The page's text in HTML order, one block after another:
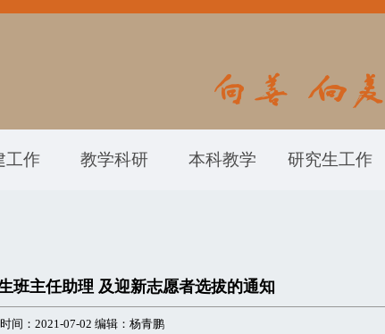
工作 教学科研 本科教学 研究生工作
班主任助理 及迎新志愿者选拔的通知
间：2021-07-02 编辑：杨青鹏